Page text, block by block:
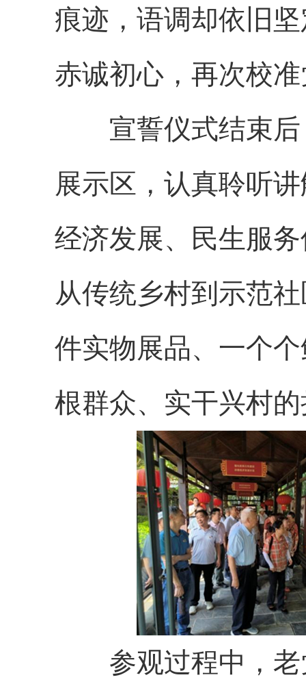
痕迹，语调却依旧
赤诚初心，再次校
宣誓仪式结束后
展示区，认真聆听
经济发展、民生服
从传统乡村到示范
件实物展品、一个
根群众、实干兴村
参观过程中，老